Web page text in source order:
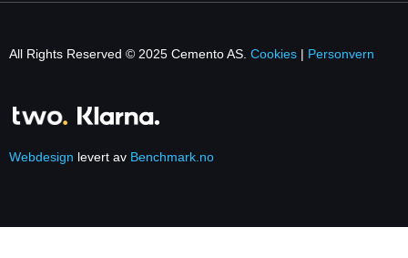
All Rights Reserved © 2025 Cemento AS. Cookies | Personvern
Webdesign levert av Benchmark.no